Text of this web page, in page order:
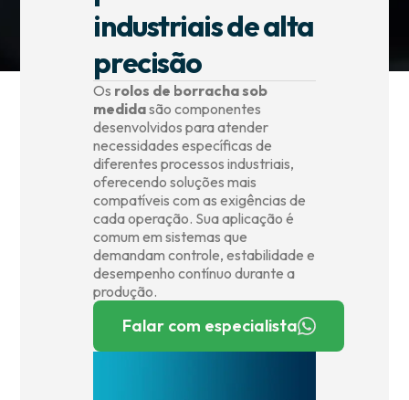
industriais de alta
precisão
Os rolos de borracha sob
medidasão componentes
desenvolvidos para atender
necessidades específicas de
diferentes processos industriais,
oferecendo soluções mais
compatíveis com as exigências de
cada operação. Sua aplicação é
comum em sistemas que
demandam controle, estabilidade e
desempenho contínuo durante a
produção.
Falar com especialista